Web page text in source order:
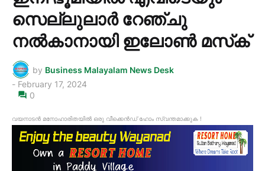
സെല്ലുലാർ റേഞ്ചു
നൽകാനായി ഇലോൺ മസ്‌ക്
by Business Malayalam News Desk
- February 17, 2024
0
വയനാടൻ മനോഹാരിതയിൽ ഒരു വീക്കെൻഡ് ഹോം സ്വന്തമാക്കുക !